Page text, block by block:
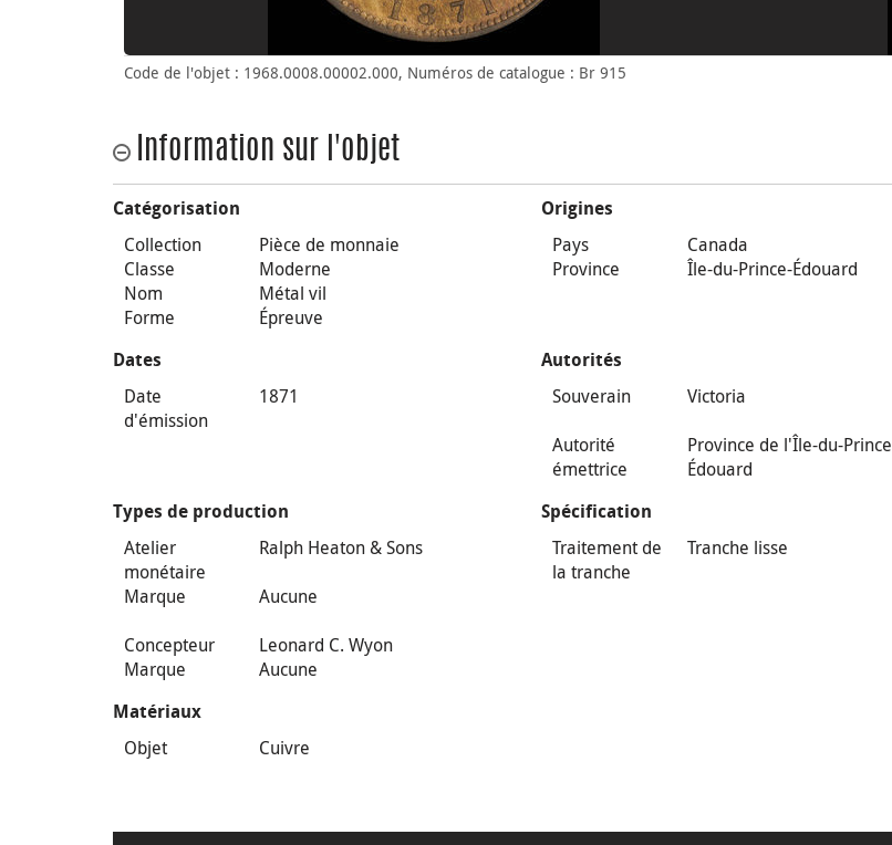
Code de l'objet : 1968.0008.00002.000, Numéros de catalogue : Br 915
Information sur l'objet
Catégorisation
Collection
Pièce de monnaie
Classe
Moderne
Nom
Métal vil
Forme
Épreuve
Origines
Pays
Canada
Province
Île-du-Prince-Édouard
Dates
Date
d'émission
1871
Autorités
Souverain
Victoria
Autorité
émettrice
Province de l'Île-du-
Édouard
Types de production
Atelier
monétaire
Ralph Heaton & Sons
Marque
Aucune
Concepteur
Leonard C. Wyon
Marque
Aucune
Spécification
Traitement de
la tranche
Tranche lisse
Matériaux
Objet Cuivre